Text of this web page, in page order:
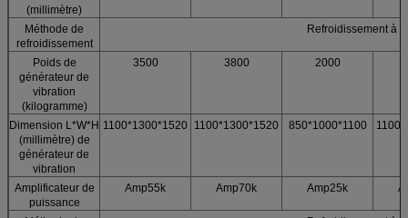
(millimètre)
Méthode de
refroidissement
Refroidissement à
Poids de
générateur de
vibration
(kilogramme)
3500 3800 2000
Dimension L*W*H
(millimètre) de
générateur de
vibration
1100*1300*1520 1100*1300*1520 850*1000*1100
Amplificateur de
puissance
Amp55k Amp70k Amp25k